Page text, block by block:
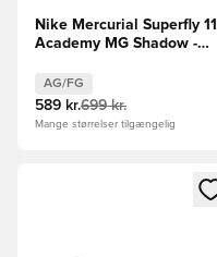
Nike Mercurial Superfly 11
Academy MG Shadow -
AG/FG
589 kr.699 kr.
Mange størrelser tilgængelig
Åbner en Modal til at